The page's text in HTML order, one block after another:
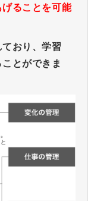
げることを可能
おり、学習
とができま